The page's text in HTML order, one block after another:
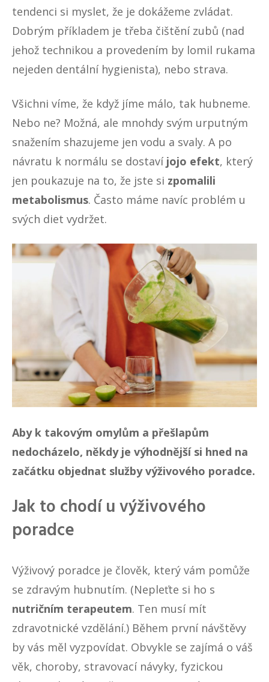
tendenci si myslet, že je dokážeme zvládat.
Dobrým příkladem je třeba čištění zubů (nad
jehož technikou a provedením by lomil rukama
nejeden dentální hygienista), nebo strava.
Všichni víme, že když jíme málo, tak hubneme.
Nebo ne? Možná, ale mnohdy svým urputným
snažením shazujeme jen vodu a svaly. A po
návratu k normálu se dostaví jojo efekt, který
jen poukazuje na to, že jste si zpomalili
metabolismus. Často máme navíc problém u
svých diet vydržet.
Aby k takovým omylům a přešlapům
nedocházelo, někdy je výhodnější si hned na
začátku objednat služby výživového poradce.
Jak to chodí u výživového
poradce
Výživový poradce je člověk, který vám pomůže
se zdravým hubnutím. (Nepleťte si ho s
nutričním terapeutem. Ten musí mít
zdravotnické vzdělání.) Během první návštěvy
by vás měl vyzpovídat. Obvykle se zajímá o váš
věk, choroby, stravovací návyky, fyzickou